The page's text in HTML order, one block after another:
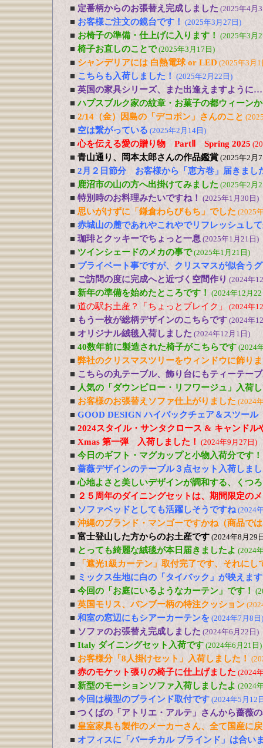
■ 定番柄からのお張替え完成しました (2025年4月
■ お客様ご注文の鏡台です！ (2025年3月27日)
■ お椅子の準備・仕上げに入ります！ (2025年3月
■ 椅子お直しのことで(2025年3月17日)
■ シャンデリアには 白熱電球 or LED (2025年3月1
■ こちらも入荷しました！ (2025年2月22日)
■ 英国の家具シリーズ、また出逢えますように…
■ ハプスブルク家の紋章・お菓子の都ウィーン
■ 2/14（金）因島の「デコポン」さんのこと
■ 空は繋がっている (2025年2月14日)
■ 心を伝える愛の贈り物 PartⅡ Spring 2025
■ 青山通り、岡本太郎さんの作品鑑賞 (2025年2月
■ 2月２日節分 お客様から「恵方巻」届きまし
■ 鹿沼市の山の方へ出掛けてみました (2025年2月
■ 特別時のお料理みたいですね！ (2025年1月30日)
■ 思いがけずに「鎌倉わらびもち」でした (2025
■ 赤城山の麓であれやこれやでリフレッシュし
■ 珈琲とクッキーでちょっと一息 (2025年1月21日)
■ ツインシェードのメカの事で(2025年1月21日)
■ プライベート事ですが、クリスマスが似合う
■ ご訪問の度に完成へと近づく空間作り (2024年
■ 新年の準備を始めたところです！ (2024年12月
■ 道の駅お土産？「ちょっとブレイク」 (2024年
■ もう一枚が総柄デザインのこちらです (2024年
■ オリジナル絨毯入荷しました (2024年12月1日)
■ 40数年前に製造された椅子がこちらです (2024
■ 弊社のクリスマスツリーをウィンドウに飾り
■ こちらの丸テーブル、飾り台にもティーテー
■ 人気の「ダウンピロー・リフワージュ」入荷
■ お客様のお張替えソファ仕上がりました (2024
■ GOOD DESIGN ハイバックチェア＆スツー
■ 2024スタイル・サンタクロース & キャンドル
■ Xmas 第一弾 入荷しました！ (2024年9月27日)
■ 今日のギフト・マグカップと小物入荷分です！
■ 薔薇デザインのテーブル３点セット入荷しま
■ 心地よさと美しいデザインが調和する、くつ
■ ２５周年のダイニングセットは、期間限定の
■ ソファベッドとしても活躍しそうですね(2024
■ 沖縄のブランド・マンゴーですかね（商品で
■ 富士登山した方からのお土産です (2024年8月29
■ とっても綺麗な絨毯が本日届きましたよ (2024
■
「遮光1級カーテン」取付完了です、それに
■ ミックス生地に白の「タイバック」が映えま
■ 今回の「お庭にいるようなカーテン」です！
■ 英国モリス、バンブー柄の特注クッション
■ 和室の窓辺にもシアーカーテンを (2024年7月8日)
■ ソファのお張替え完成しました (2024年6月22日)
■ Italy ダイニングセット入荷です (2024年6月21日)
■ お客様分「8人掛けセット」入荷しました！
■ 赤のモケット張りの椅子に仕上げました (2024
■ 新型のモーションソファ入荷しましたよ (2024
■ 今回は横型のブラインド取付です (2024年5月12
■ つくばの「アトリエ・アルテ」さんから薔薇
■ 皇室家具も製作のメーカーさん、全て国産に
■ オフィスに「バーチカル ブラインド」は合い